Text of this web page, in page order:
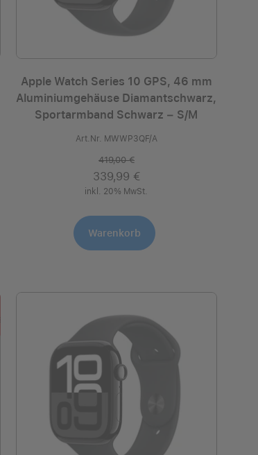
Apple Watch Series 10 GPS, 46 mm
Aluminiumgehäuse Diamantschwarz,
Sportarmband Schwarz ­− S/M
Art.Nr. MWWP3QF/A
419,00 €
339,99 €
inkl. 20% MwSt.
Warenkorb